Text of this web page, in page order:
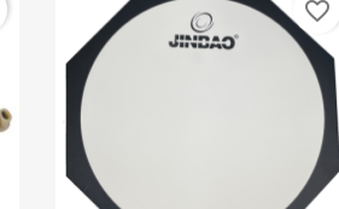
favorite_border